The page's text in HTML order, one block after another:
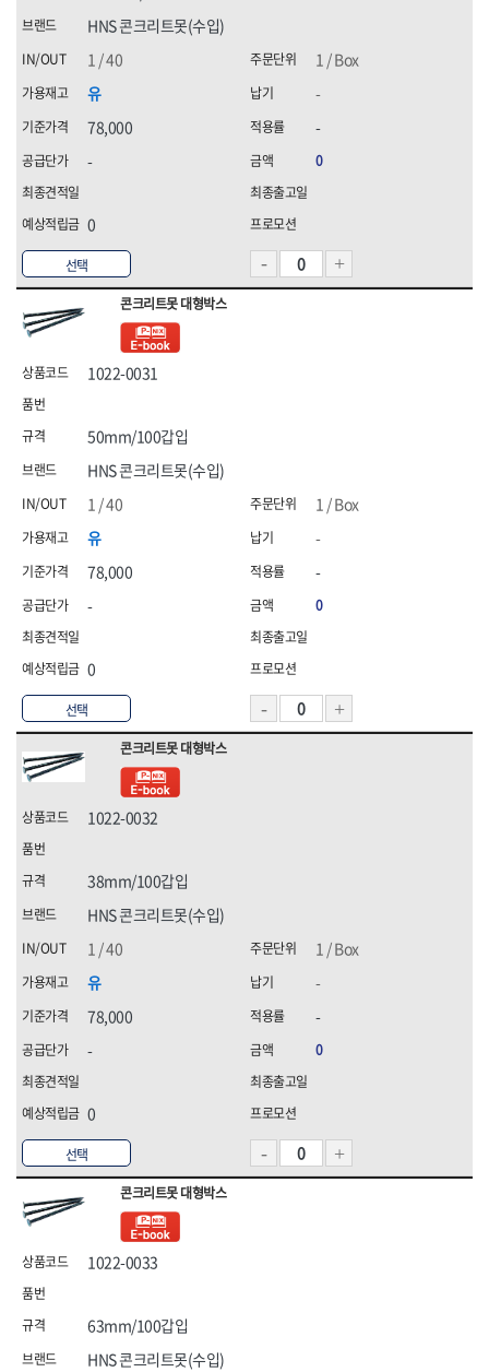
선택
HNS 콘크리트못(수입)
1 / Box
유
78,000
-
0
1 / 40
-
-
0
선택
콘크리트못 대형박스
1022-0031
HNS 콘크리트못(수입)
1 / Box
유
78,000
-
0
50mm/100갑입
1 / 40
-
-
0
선택
콘크리트못 대형박스
1022-0032
HNS 콘크리트못(수입)
1 / Box
유
78,000
-
0
38mm/100갑입
1 / 40
-
-
0
콘크리트못 대형박스
1022-0033
HNS 콘크리트못(수입)
63mm/100갑입